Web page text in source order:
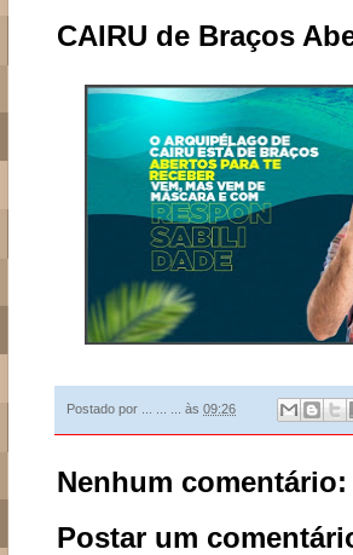
CAIRU de Braços
Postado por às 09:26
Nenhum comentário:
Postar um